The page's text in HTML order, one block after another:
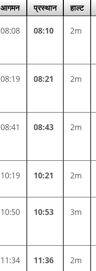
आगमन प्रस्थान हाल्ट
08:08 08:10 2m
08:19 08:21 2m
08:41 08:43 2m
10:19 10:21 2m
10:50 10:53 3m
11:34 11:36 2m